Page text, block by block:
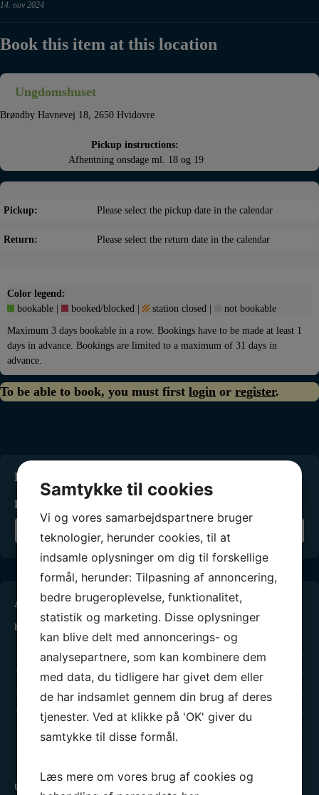
14. nov 2024
Book this item at this location
Ungdomshuset
Brøndby Havnevej 18, 2650 Hvidovre
Pickup instructions:
Pickup: Please select the pickup date in the calendar
Return: Please select the return date in the calendar
Color legend:
bookable |
booked/blocked | station closed | not bookable
Maximum 3 days bookable in a row. Bookings have to be made at least 1
days in advance. Bookings are limited to a maximum of 31 days in
advance.
To be able to book, you must first login or register.
Kontakt os
Ring til os:
Skriv til os
Åbningstider
Kontorets åbningstider
Mandag:
13.00 - 19.00
Tirsdag:
13.00 - 17.00
Onsdag:
09.00 - 13.00
Torsdag:
13.00 - 17.00
Fredag:
13.00 - 16.00
Lukket
Ungdomsafdelingen
Samtykke til cookies
Vi og vores samarbejdspartnere bruger
teknologier, herunder cookies, til at
indsamle oplysninger om dig til forskellige
formål, herunder: Tilpasning af annoncering,
bedre brugeroplevelse, funktionalitet,
statistik og marketing. Disse oplysninger
kan blive delt med annoncerings- og
analysepartnere, som kan kombinere dem
med data, du tidligere har givet dem eller
de har indsamlet gennem din brug af deres
tjenester. Ved at klikke på 'OK' giver du
samtykke til disse formål.
Læs mere om vores brug af cookies og